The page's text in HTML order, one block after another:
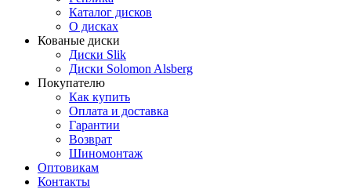
Каталог дисков
О дисках
Кованые диски
Диски Slik
Диски Solomon Alsberg
Покупателю
Как купить
Оплата и доставка
Гарантии
Возврат
Шиномонтаж
Оптовикам
Контакты